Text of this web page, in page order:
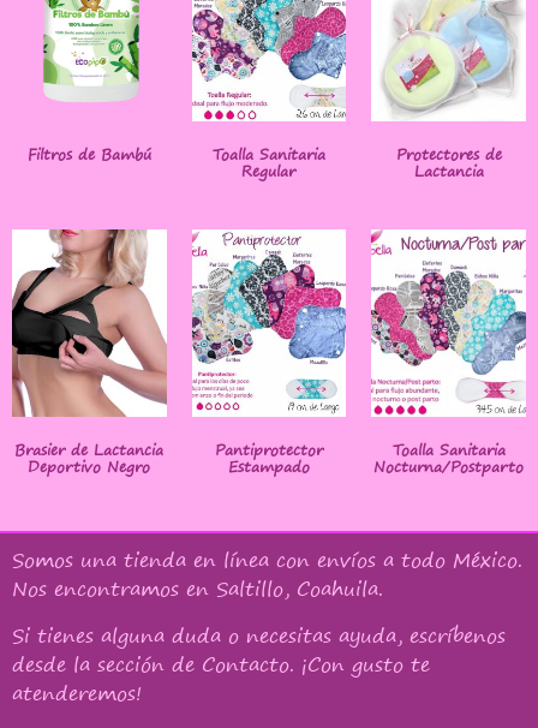
Filtros de Bambú Toalla Sanitaria
Regular
Protectores de
Lactancia
Brasier de Lactancia
Deportivo Negro
Pantiprotector
Estampado
Toalla Sanitaria
Nocturna/Postparto
Somos una tienda en línea con envíos a todo México.
Nos encontramos en Saltillo, Coahuila.
Si tienes alguna duda o necesitas ayuda, escríbenos
desde la sección de Contacto. ¡Con gusto te
atenderemos!